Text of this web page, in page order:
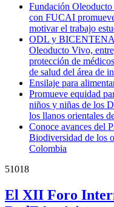
Fundación
con FUCAI
motivar el trabajo
ODL y
Oleoducto Vivo,
protección de
de salud del área de
Ensilaje para
Promueve equidad
niños y niñas de los
los llanos orientales
Conoce avances del
Biodiversidad de los
Colombia
51018
El XII Foro